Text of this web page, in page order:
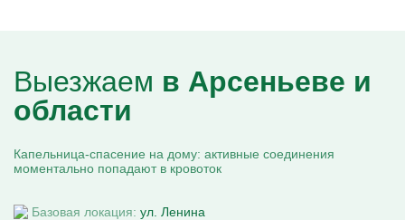
Выезжаем в Арсеньеве и
области
Капельница-спасение на дому: активные соединения
моментально попадают в кровоток
Базовая локация: ул. Ленина